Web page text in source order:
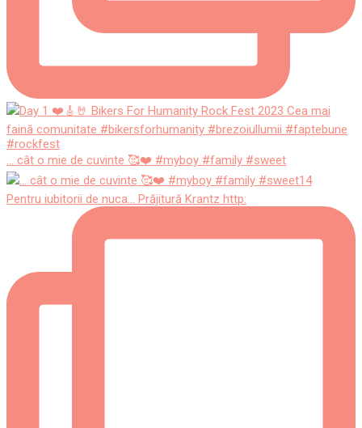
... cât o mie de cuvinte 🥰❤️ #myboy #family #sweet
Pentru iubitorii de nuca... Prăjitură Krantz http: